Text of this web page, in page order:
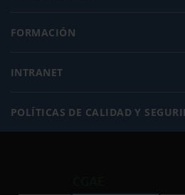
FORMACIÓN
INTRANET
POLÍTICAS DE CALIDAD Y